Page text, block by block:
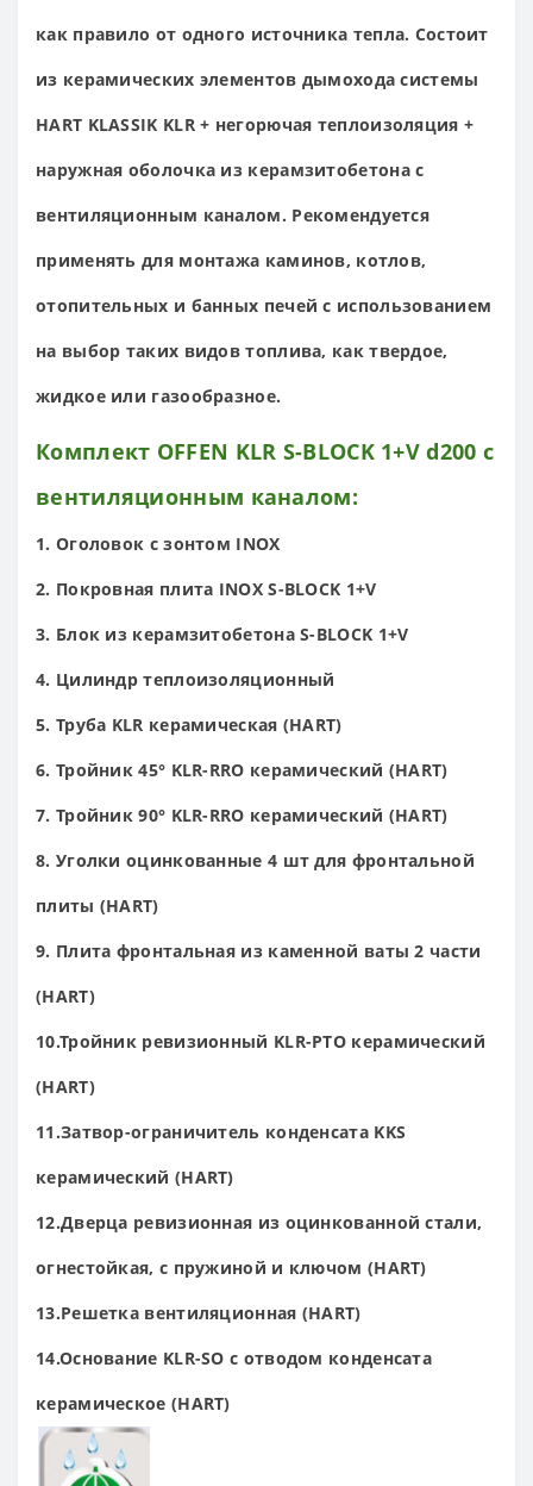
как правило от одного источника тепла. Состоит
из керамических элементов дымохода системы
HART KLASSIK KLR + негорючая теплоизоляция +
наружная оболочка из керамзитобетона с
вентиляционным каналом. Рекомендуется
применять для монтажа каминов, котлов,
отопительных и банных печей с использованием
на выбор таких видов топлива, как твердое,
жидкое или газообразное.
Комплект OFFEN KLR S-BLOCK 1+V d200 с
вентиляционным каналом:
1. Оголовок с зонтом INOX
2. Покровная плита INOX S-BLOCK 1+V
3. Блок из керамзитобетона S-BLOCK 1+V
4. Цилиндр теплоизоляционный
5. Труба KLR керамическая (HART)
6. Тройник 45° KLR-RRO керамический (HART)
7. Тройник 90° KLR-RRO керамический (HART)
8. Уголки оцинкованные 4 шт для фронтальной
плиты (HART)
9. Плита фронтальная из каменной ваты 2 части
(HART)
10.Тройник ревизионный KLR-PTO керамический
(HART)
11.Затвор-ограничитель конденсата KKS
керамический (HART)
12.Дверца ревизионная из оцинкованной стали,
огнестойкая, с пружиной и ключом (HART)
13.Решетка вентиляционная (HART)
14.Основание KLR-SO с отводом конденсата
керамическое (HART)